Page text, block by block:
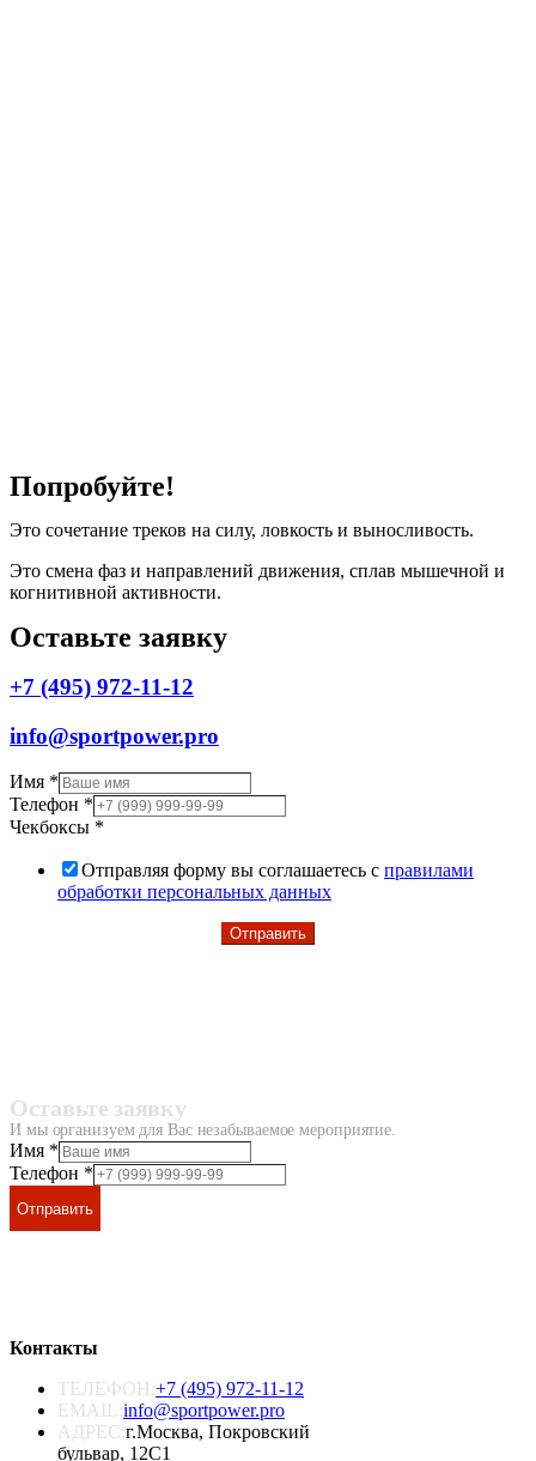
Попробуйте!
Это сочетание треков на силу, ловкость и выносливость.
Это смена фаз и направлений движения, сплав мышечной и
когнитивной активности.
Оставьте заявку
+7 (495) 972-11-12
info@sportpower.pro
Имя *
Телефон *
Чекбоксы *
Отправляя форму вы соглашаетесь с правилами
обработки персональных данных
Отправить
Оставьте заявку
И мы организуем для Вас незабываемое мероприятие.
Имя *
Телефон *
Отправить
Контакты
ТЕЛЕФОН:+7 (495) 972-11-12
EMAIL:info@sportpower.pro
АДРЕС:г.Москва, Покровский
бульвар, 12С1